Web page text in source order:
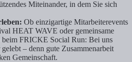
Miteinander, in dem Sie sich
Ob einzigartige Mitarbeiterevents
HEAT WAVE oder gemeinsame
FRICKE Social Run: Bei uns
– denn gute Zusammenarbeit
Gemeinschaft.